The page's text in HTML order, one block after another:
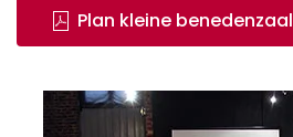
Plan kleine benedenzaal